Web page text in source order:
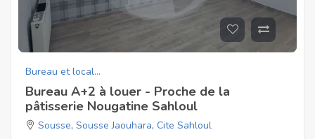
Bureau et local...
Bureau A+2 à louer - Proche de la
pâtisserie Nougatine Sahloul
Sousse, Sousse Jaouhara, Cite Sahloul